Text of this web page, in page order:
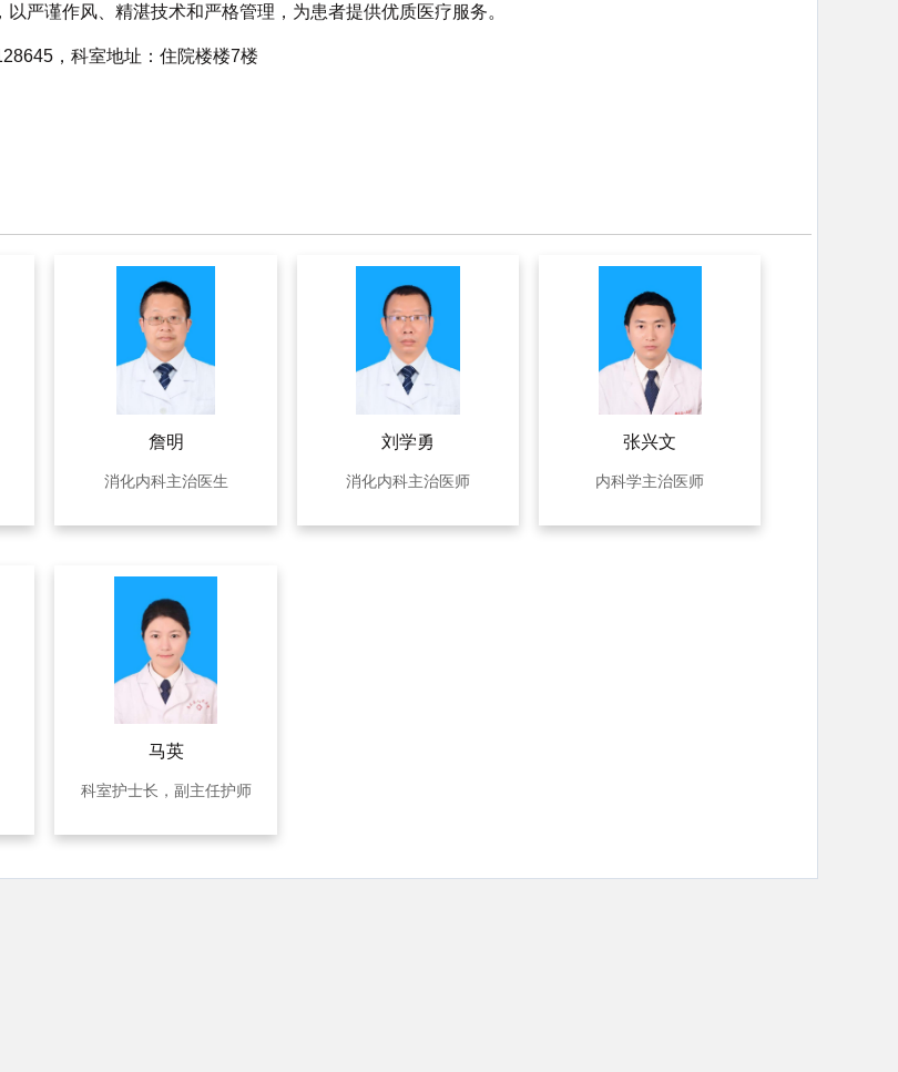
以严谨作风、精湛技术和严格管理，为患者提供优质医疗服务。
，科室地址：住院楼楼7楼
詹明
消化内科主治医生
刘学勇
消化内科主治医师
张兴文
内科学主治医师
马英
科室护士长，副主任护师